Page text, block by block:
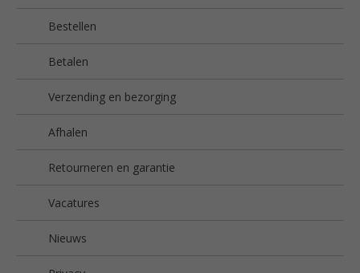
Bestellen
Betalen
Verzending en bezorging
Afhalen
Retourneren en garantie
Vacatures
Nieuws